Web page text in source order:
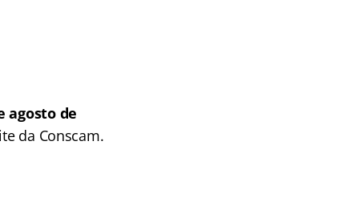
agosto de
da Conscam.